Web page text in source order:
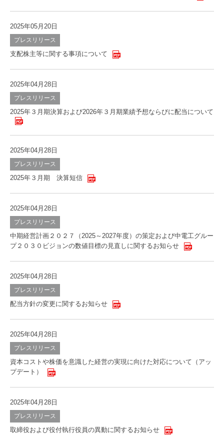
2025年05月20日
プレスリリース
支配株主等に関する事項について
2025年04月28日
プレスリリース
2025年３月期決算および2026年３月期業績予想ならびに配当について
2025年04月28日
プレスリリース
2025年３月期 決算短信
2025年04月28日
プレスリリース
中期経営計画２０２７（2025～2027年度）の策定および中電工グルー
プ２０３０ビジョンの数値目標の見直しに関するお知らせ
2025年04月28日
プレスリリース
配当方針の変更に関するお知らせ
2025年04月28日
プレスリリース
資本コストや株価を意識した経営の実現に向けた対応について（アッ
プデート）
2025年04月28日
プレスリリース
取締役および役付執行役員の異動に関するお知らせ